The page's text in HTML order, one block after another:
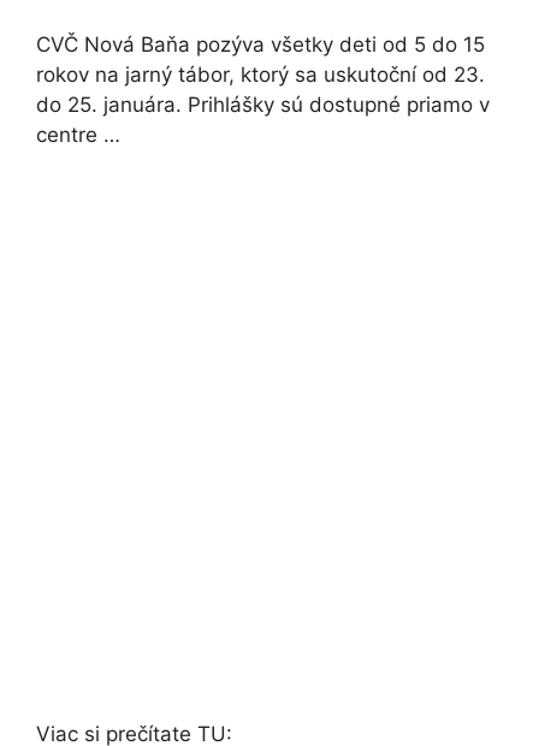
CVČ Nová Baňa pozýva všetky deti od 5 do 15
rokov na jarný tábor, ktorý sa uskutoční od 23.
do 25. januára. Prihlášky sú dostupné priamo v
centre …
Viac si prečítate TU: